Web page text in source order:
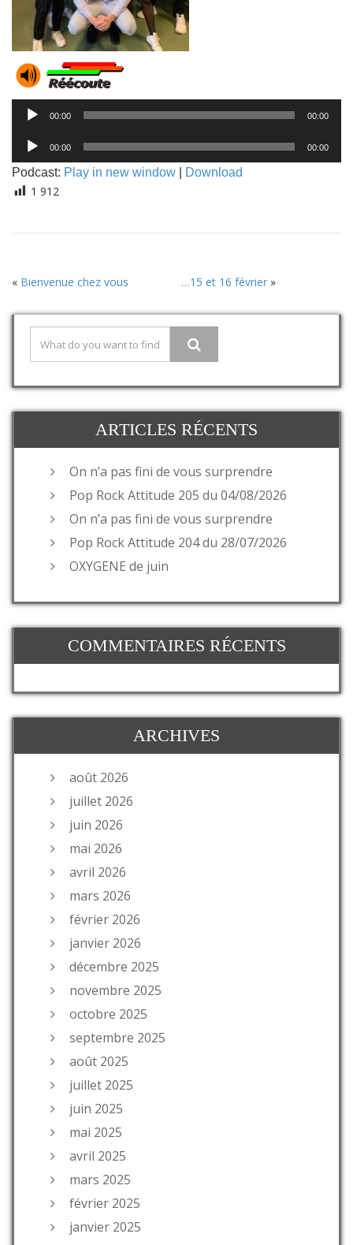
Lecteur
audio
00:00 00:00
Lecteur
audio
00:00 00:00
Podcast: Play in new window Download
1 912
« Bienvenue chez vous …15 et 16 février»
ARTICLES RÉCENTS
On n’a pas fini de vous surprendre
Pop Rock Attitude 205 du 04/08/2026
On n’a pas fini de vous surprendre
Pop Rock Attitude 204 du 28/07/2026
OXYGENE de juin
COMMENTAIRES RÉCENTS
ARCHIVES
août 2026
juillet 2026
juin 2026
mai 2026
avril 2026
mars 2026
février 2026
janvier 2026
décembre 2025
novembre 2025
octobre 2025
septembre 2025
août 2025
juillet 2025
juin 2025
mai 2025
avril 2025
mars 2025
février 2025
janvier 2025